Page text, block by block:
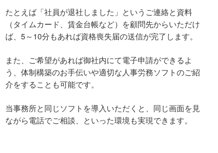
たとえば「社員が退社しました」というご連絡と資料
（タイムカード、賃金台帳など）を顧問先からいただけ
ば、5～10分もあれば資格喪失届の送信が完了します。
また、ご希望があれば御社内にて電子申請ができるよ
う、体制構築のお手伝いや適切な人事労務ソフトのご紹
介をすることも可能です。
当事務所と同じソフトを導入いただくと、同じ画面を見
ながら電話でご相談、といった環境も実現できます。